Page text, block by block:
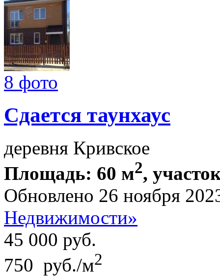
8 фото
Сдается таунхаус
деревня Кривское
Площадь: 60 м2,
Обновлено 26 ноября
Недвижимости»
45 000 руб.
750 руб./м2